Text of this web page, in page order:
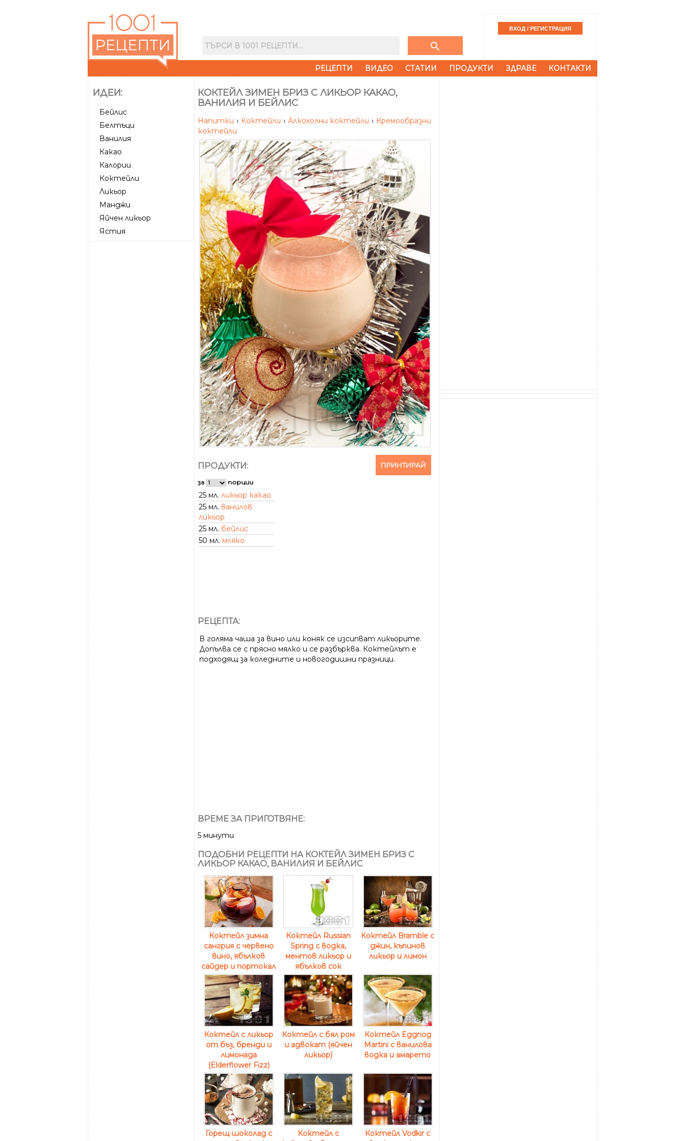
search
РЕЦЕПТИ ВИДЕО СТАТИИ ПРОДУКТИ ЗДРАВЕ КОНТАКТИ
ИДЕИ:
Бейлис
Белтъци
Ванилия
Какао
Калории
Коктейли
Ликьор
Манджи
Яйчен ликьор
Ястия
КОКТЕЙЛ ЗИМЕН БРИЗ С ЛИКЬОР КАКАО,
ВАНИЛИЯ И БЕЙЛИС
Напитки › Коктейли › Алкохолни коктейли › Кремообразни
коктейли
ПРИНТИРАЙ
ПРОДУКТИ:
за порции
25 мл. ликьор какао
25 мл. ванилов
ликьор
25 мл. бейлис
50 мл. мляко
РЕЦЕПТА:
В голяма чаша за вино или коняк се изсипват ликьорите.
Допълва се с прясно мялко и се разбърква. Коктейлът е
подходящ за коледните и новогодишни празници.
ВРЕМЕ ЗА ПРИГОТВЯНЕ:
5 минути
ПОДОБНИ РЕЦЕПТИ НА КОКТЕЙЛ ЗИМЕН БРИЗ С
ЛИКЬОР КАКАО, ВАНИЛИЯ И БЕЙЛИС
Коктейл зимна
сангрия с червено
вино, ябълков
сайдер и портокал
Коктейл Russian
Spring с водка,
ментов ликьор и
ябълков сок
Коктейл Bramble с
джин, къпинов
ликьор и лимон
Коктейл с ликьор
от бъз, бренди и
лимонада
(Elderflower Fizz)
Коктейл с бял ром
и адвокат (яйчен
ликьор)
Коктейл Eggnog
Martini с ванилова
водка и амарето
Горещ шоколад с
Коктейл с
Коктейл Vodkir с